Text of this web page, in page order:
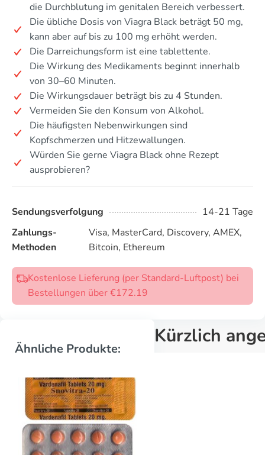
die Durchblutung im genitalen Bereich verbessert.
Die übliche Dosis von Viagra Black beträgt 50 mg,
kann aber auf bis zu 100 mg erhöht werden.
Die Darreichungsform ist eine tablettente.
Die Wirkung des Medikaments beginnt innerhalb
von 30–60 Minuten.
Die Wirkungsdauer beträgt bis zu 4 Stunden.
Vermeiden Sie den Konsum von Alkohol.
Die häufigsten Nebenwirkungen sind
Kopfschmerzen und Hitzewallungen.
Würden Sie gerne Viagra Black ohne Rezept
ausprobieren?
Sendungsverfolgung
14-21 Tage
Zahlungs-
Methoden
Visa, MasterCard, Discovery, AMEX,
Bitcoin, Ethereum
Kostenlose Lieferung (per Standard-Luftpost) bei
Bestellungen über €172.19
Ähnliche Produkte:
Kürzlich